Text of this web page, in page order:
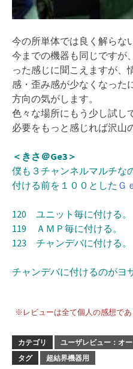
今の所単体では良く解らな
今までの機器も同じですが
った感じに聞こえますが、
感・歪み感が少なくなった
方向の気がします。
色々な場所にもう少し試し
必要をもっと感じれば沢山
＜きさ＠Ge3＞
僕も３チャンネルマルチな
付ける前を１００とした Ｇ
120 ユニット毎に付ける。
119 ＡＭＰ毎に付ける。
123 チャンデバに付ける。
チャンデバに付けるのがヨ
※レビューは全て個人の感想で
カテゴリ ユーザレビュー：オ
タグ
超結界機器用